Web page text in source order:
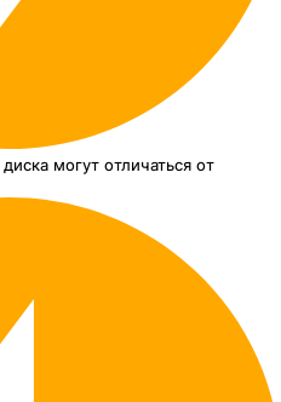
диска могут отличаться от